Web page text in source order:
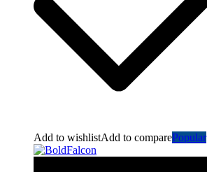
Add to wishlistAdd to comparePopular